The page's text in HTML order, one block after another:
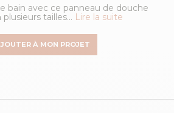
bain avec ce panneau de douche
tailles... Lire la suite
À MON PROJET